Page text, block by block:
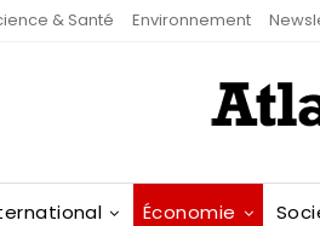
& Santé Environnement
Économie